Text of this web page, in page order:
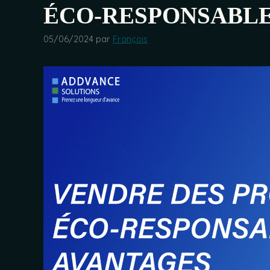
ÉCO-
05/06/2024 par François